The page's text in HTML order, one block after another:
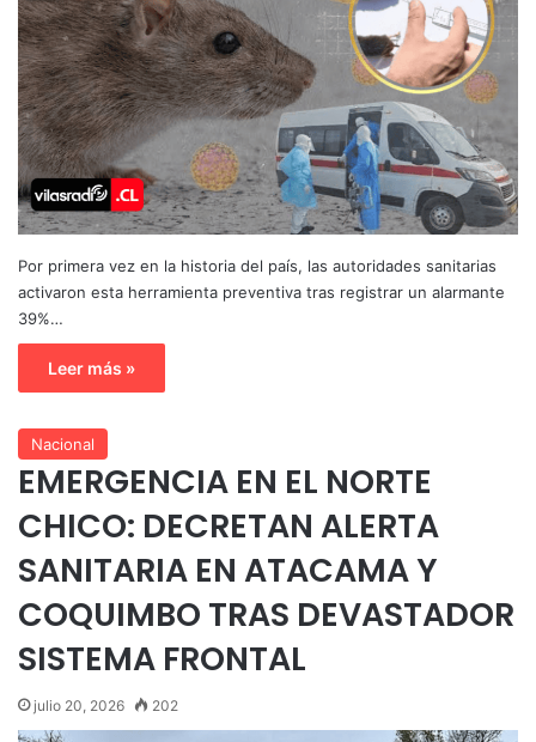
Por primera vez en la historia del país, las autoridades sanitarias
activaron esta herramienta preventiva tras registrar un alarmante
39%…
Leer más »
Nacional
EMERGENCIA EN EL NORTE
CHICO: DECRETAN ALERTA
SANITARIA EN ATACAMA Y
COQUIMBO TRAS DEVASTADOR
SISTEMA FRONTAL
julio 20, 2026 202